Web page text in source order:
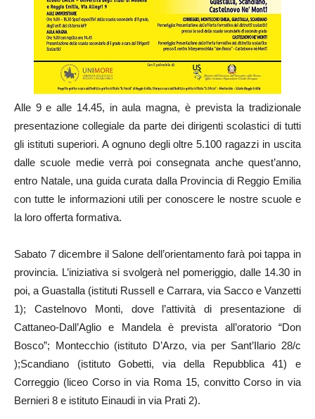
Alle 9 e alle 14.45, in aula magna, è prevista la tradizionale
presentazione collegiale da parte dei dirigenti scolastici di tutti
gli istituti superiori. A ognuno degli oltre 5.100 ragazzi in uscita
dalle scuole medie verrà poi consegnata anche quest’anno,
entro Natale, una guida curata dalla Provincia di Reggio Emilia
con tutte le informazioni utili per conoscere le nostre scuole e
la loro offerta formativa.
Sabato 7 dicembre il Salone dell’orientamento farà poi tappa in
provincia. L’iniziativa si svolgerà nel pomeriggio, dalle 14.30 in
poi, a Guastalla (istituti Russell e Carrara, via Sacco e Vanzetti
1); Castelnovo Monti, dove l’attività di presentazione di
Cattaneo-Dall’Aglio e Mandela è prevista all’oratorio “Don
Bosco”; Montecchio (istituto D’Arzo, via per Sant’Ilario 28/c
);Scandiano (istituto Gobetti, via della Repubblica 41) e
Correggio (liceo Corso in via Roma 15, convitto Corso in via
Bernieri 8 e istituto Einaudi in via Prati 2).